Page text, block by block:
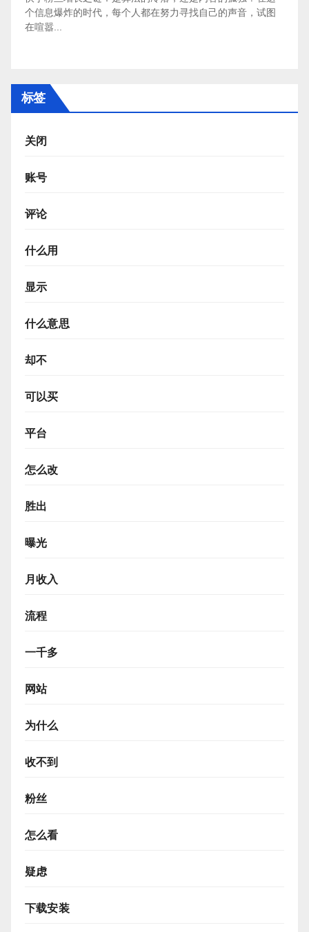
个信息爆炸的时代，每个人都在努力寻找自己的声音，试图
在喧嚣...
标签
关闭
账号
评论
什么用
显示
什么意思
却不
可以买
平台
怎么改
胜出
曝光
月收入
流程
一千多
网站
为什么
收不到
粉丝
怎么看
疑虑
下载安装